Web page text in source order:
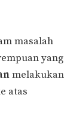
masalah
yang
melakukan
atas